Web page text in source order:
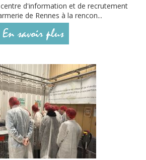
d'information et de recrutement
de Rennes à la rencon...
En savoir plus